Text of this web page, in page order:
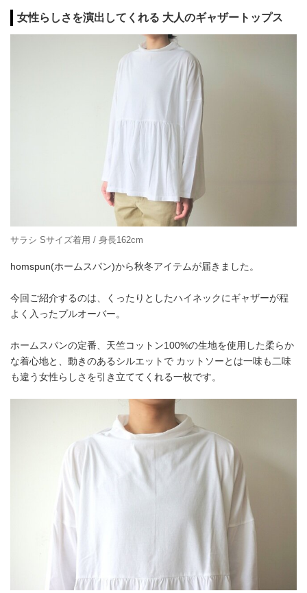
女性らしさを演出してくれる 大人のギャザートップス
サラシ Sサイズ着用 / 身長162cm
homspun(ホームスパン)から秋冬アイテムが届きました。
今回ご紹介するのは、くったりとしたハイネックにギャザーが程
よく入ったプルオーバー。
ホームスパンの定番、天竺コットン100%の生地を使用した柔らか
な着心地と、動きのあるシルエットで カットソーとは一味も二味
も違う女性らしさを引き立ててくれる一枚です。